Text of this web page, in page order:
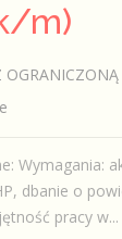
m)
Wymagania:
dbanie o
pracy w...